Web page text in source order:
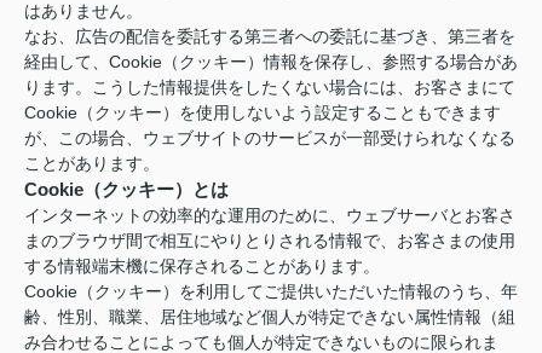
はありません。
なお、広告の配信を委託する第三者への委託に基づき、第三者を
経由して、Cookie（クッキー）情報を保存し、参照する場合があ
ります。こうした情報提供をしたくない場合には、お客さまにて
Cookie（クッキー）を使用しないよう設定することもできます
が、この場合、ウェブサイトのサービスが一部受けられなくなる
ことがあります。
Cookie（クッキー）とは
インターネットの効率的な運用のために、ウェブサーバとお客さ
まのブラウザ間で相互にやりとりされる情報で、お客さまの使用
する情報端末機に保存されることがあります。
Cookie（クッキー）を利用してご提供いただいた情報のうち、年
齢、性別、職業、居住地域など個人が特定できない属性情報（組
み合わせることによっても個人が特定できないものに限られま